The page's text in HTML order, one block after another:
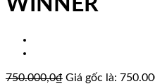
WINNER
750.000,0₫ Giá gốc là: